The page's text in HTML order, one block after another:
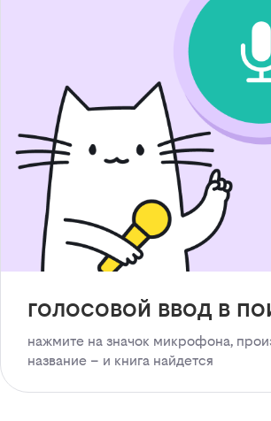
голосовой ввод в
нажмите на значок микрофона,
название – и книга найдется